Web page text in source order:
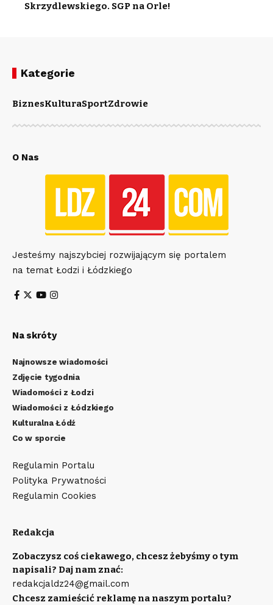
Skrzydlewskiego. SGP na Orle!
Kategorie
BiznesKulturaSportZdrowie
O Nas
Jesteśmy najszybciej rozwijającym się portalem
na temat Łodzi i Łódzkiego
Na skróty
Najnowsze wiadomości
Zdjęcie tygodnia
Wiadomości z Łodzi
Wiadomości z Łódzkiego
Kulturalna Łódź
Co w sporcie
Regulamin Portalu
Polityka Prywatności
Regulamin Cookies
Redakcja
Zobaczysz coś ciekawego, chcesz żebyśmy o tym
napisali? Daj nam znać:
redakcjaldz24@gmail.com
Chcesz zamieścić reklamę na naszym portalu?